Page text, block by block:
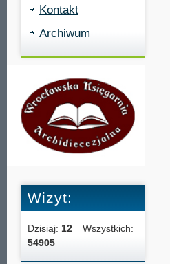
Kontakt
Archiwum
Wizyt:
Dzisiaj: 12
Wszystkich:
54905